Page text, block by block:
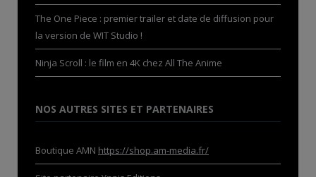
The One Piece : premier trailer et date de diffusion pour
la version de WIT Studio !
Ninja Scroll : le film en 4K chez All The Anime
NOS AUTRES SITES ET PARTENAIRES
Boutique AMN https://shop.am-media.fr/